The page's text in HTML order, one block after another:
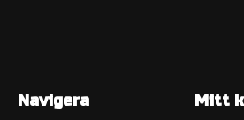
Navigera Mitt